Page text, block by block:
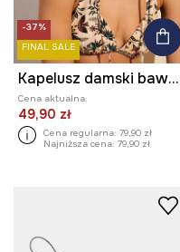
-37%
FINAL SALE
Kapelusz damski bawełniany
Cena aktualna:
49,90 zł
Cena regularna: 79,90 zł
Najniższa cena: 79,90 zł